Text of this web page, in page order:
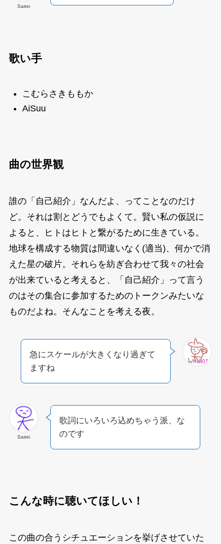
Sairei
歌い手
こむらさきももか
AiSuu
曲の世界観
誰の「自己紹介」なんだよ、ってことなのだけ
ど。それは割とどうでもよくて。賢い私の仮説に
よると、ヒトはヒトと繋がるために生きている。
地球を構成する物質は間違いなく(適当)、何かで消
えた星の破片。それらを紡ぎ合わせて我々の社会
が出来ていると考えると、「自己紹介」って言う
のはその集合に参加するためのトークンみたいな
ものだよね。そんなことを考える夜。
急にスケールが大きくなり過ぎて
ますね
Sairei
歌詞にいろいろ込めちゃう派、な
のです
こんな時に聴いてほしい！
この曲の合うシチュエーションを挙げさせていた